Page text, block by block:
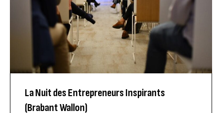
La Nuit des Entrepreneurs Inspirants
(Brabant Wallon)